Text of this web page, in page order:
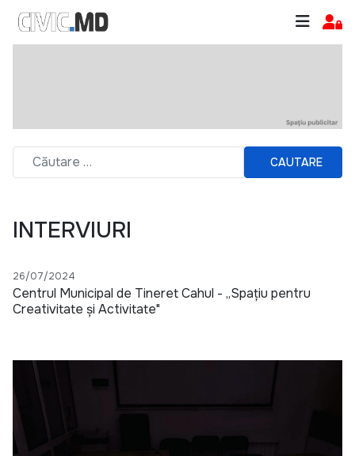
CAUTARE
INTERVIURI
26/07/2024
Centrul Municipal de Tineret Cahul - „Spațiu pentru
Creativitate și Activitate"